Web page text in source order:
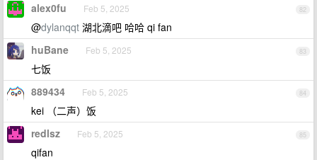
82
alex0fu Feb 5, 2025
@dylanqqt 湖北滴吧 哈哈 qi fan
83
huBane Feb 5, 2025
七饭
84
889434 Feb 5, 2025
kei （二声）饭
85
redlsz Feb 5, 2025
qifan